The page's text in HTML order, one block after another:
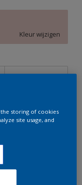
Kleur wijzigen
10 L
product online
we werken
the storing of cookies
site usage, and